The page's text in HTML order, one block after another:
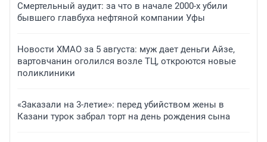
Смертельный аудит: за что в начале 2000-х убили
бывшего главбуха нефтяной компании Уфы
Новости ХМАО за 5 августа: муж дает деньги Айзе,
вартовчанин оголился возле ТЦ, откроются новые
поликлиники
«Заказали на 3-летие»: перед убийством жены в
Казани турок забрал торт на день рождения сына